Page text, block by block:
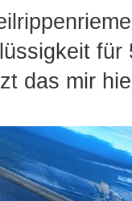
für
das mir